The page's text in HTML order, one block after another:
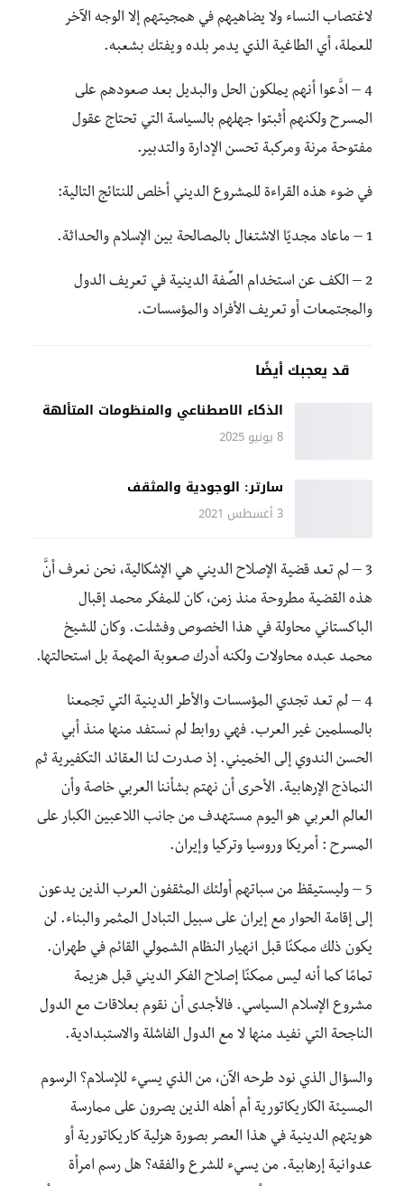
لاغتصاب النساء ولا يضاهيهم في همجيتهم إلا الوجه الآخر
للعملة، أي الطاغية الذي يدمر بلده ويفتك بشعبه.
4 – ادَّعوا أنهم يملكون الحل والبديل بعد صعودهم على
المسرح ولكنهم أثبتوا جهلهم بالسياسة التي تحتاج عقول
مفتوحة مرنة ومركبة تحسن الإدارة والتدبير.
في ضوء هذه القراءة للمشروع الديني أخلص للنتائج التالية:
1 – ماعاد مجديًا الاشتغال بالمصالحة بين الإسلام والحداثة.
2 – الكف عن استخدام الصِّفة الدينية في تعريف الدول
والمجتمعات أو تعريف الأفراد والمؤسسات.
قد يعجبك أيضًا
الذكاء الاصطناعي والمنظومات المتألهة
8 يونيو 2025
سارتر: الوجودية والمثقف
3 أغسطس 2021
3 – لم تعد قضية الإصلاح الديني هي الإشكالية، نحن نعرف أنَّ
هذه القضية مطروحة منذ زمن، كان للمفكر محمد إقبال
الباكستاني محاولة في هذا الخصوص وفشلت. وكان للشيخ
محمد عبده محاولات ولكنه أدرك صعوبة المهمة بل استحالتها.
4 – لم تعد تجدي المؤسسات والأطر الدينية التي تجمعنا
بالمسلمين غير العرب. فهي روابط لم نستفد منها منذ أبي
الحسن الندوي إلى الخميني. إذ صدرت لنا العقائد التكفيرية ثم
النماذج الإرهابية. الأحرى أن نهتم بشأننا العربي خاصة وأن
العالم العربي هو اليوم مستهدف من جانب اللاعبين الكبار على
المسرح : أمريكا وروسيا وتركيا وإيران.
5 – وليستيقظ من سباتهم أولئك المثقفون العرب الذين يدعون
إلى إقامة الحوار مع إيران على سبيل التبادل المثمر والبناء. لن
يكون ذلك ممكنًا قبل انهيار النظام الشمولي القائم في طهران.
تمامًا كما أنه ليس ممكنًا إصلاح الفكر الديني قبل هزيمة
مشروع الإسلام السياسي. فالأجدى أن نقوم بعلاقات مع الدول
الناجحة التي نفيد منها لا مع الدول الفاشلة والاستبدادية.
والسؤال الذي نود طرحه الآن، من الذي يسيء للإسلام؟ الرسوم
المسيئة الكاريكاتورية أم أهله الذين يصرون على ممارسة
هويتهم الدينية في هذا العصر بصورة هزلية كاريكاتورية أو
عدوانية إرهابية. من يسيء للشرع والفقه؟ هل رسم امرأة